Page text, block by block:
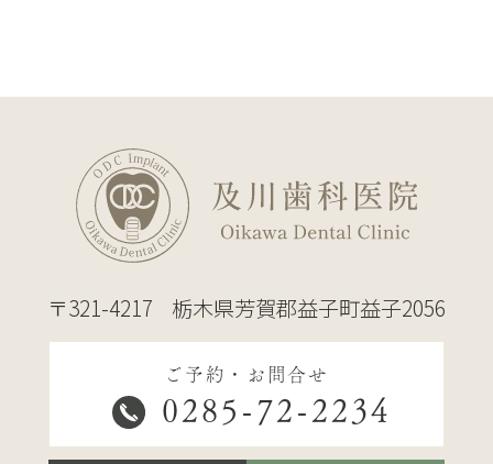
〒321-4217 栃木県芳賀郡益子町益子2056
ご予約・お問合せ
0285-72-2234